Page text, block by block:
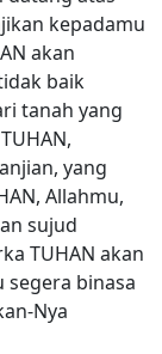
kepadamu
akan
baik
tanah yang
yang
Allahmu,
sujud
TUHAN akan
binasa
Nya